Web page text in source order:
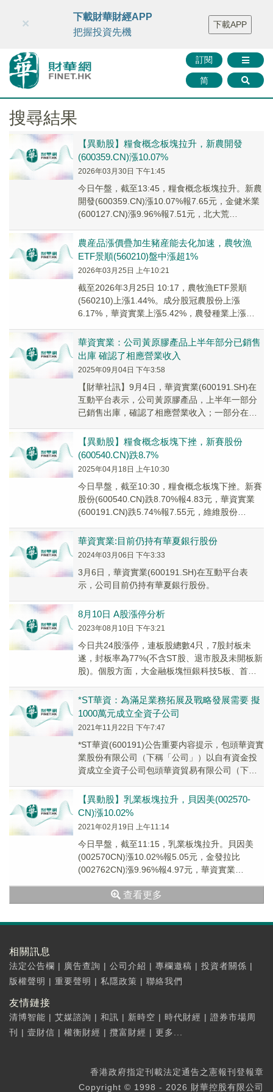
財華智庫網 FINTV FINMETA 財華證券 媒體矩陣
智庫沙龍
聯絡我們
訂閱
简
×
下載財華財經APP
把握投資先機
下載APP
搜尋結果
【異動股】糧食概念板塊拉升，新農開發
(600359.CN)漲10.07%
2026年03月30日 下午1:45
今日午盤，截至13:45，糧食概念板塊拉升。新農
開發(600359.CN)漲10.07%報7.65元，金健米業
(600127.CN)漲9.96%報7.51元，北大荒
農産品漲價疊加生豬産能去化加速，農牧漁
ETF景順(560210)盤中漲超1%
2026年03月25日 上午10:21
截至2026年3月25日 10:17，農牧漁ETF景順
(560210)上漲1.44%。成分股冠農股份上漲
6.17%，華資實業上漲5.42%，農發種業上漲
華資實業：公司黃原膠產品上半年部分已銷售
出庫 確認了相應營業收入
2025年09月04日 下午3:58
【財華社訊】9月4日，華資實業(600191.SH)在
互動平台表示，公司黃原膠產品，上半年一部分
已銷售出庫，確認了相應營業收入；一部分在庫
【異動股】糧食概念板塊下挫，新賽股份
(600540.CN)跌8.7%
2025年04月18日 上午10:30
今日早盤，截至10:30，糧食概念板塊下挫。新賽
股份(600540.CN)跌8.70%報4.83元，華資實業
(600191.CN)跌5.74%報7.55元，維維股份
華資實業:目前仍持有華夏銀行股份
2024年03月06日 下午3:33
3月6日，華資實業(600191.SH)在互動平台表
示，公司目前仍持有華夏銀行股份。
8月10日 A股漲停分析
2023年08月10日 下午3:21
今日共24股漲停，連板股總數4只，7股封板未
遂，封板率為77%(不含ST股、退市股及未開板新
股)。個股方面，大金融板塊恒銀科技5板、首創
*ST華資：為滿足業務拓展及戰略發展需要 擬
1000萬元成立全資子公司
2021年11月22日 下午7:47
*ST華資(600191)公告重要内容提示，包頭華資實
業股份有限公司（下稱「公司」）以自有資金投
資成立全資子公司包頭華資貿易有限公司（下稱
【異動股】乳業板塊拉升，貝因美(002570-
CN)漲10.02%
2021年02月19日 上午11:14
今日早盤，截至11:15，乳業板塊拉升。貝因美
(002570CN)漲10.02%報5.05元，金發拉比
(002762CN)漲9.96%報4.97元，華資實業
查看更多
相關訊息
法定公告欄 | 廣告查詢 | 公司介紹 | 專欄邀稿 | 投資者關係 |
版權聲明 | 重要聲明 | 私隱政策 | 聯絡我們
友情鏈接
清博智能 | 艾媒諮詢 | 和訊 | 新時空 | 時代財經 | 證券市場周
刊
| 壹財信 | 權衡財經 | 攬富財經 | 更多...
香港政府指定刊載法定通告之憲報刊登報章
Copyright © 1998 - 2026 財華控股有限公司